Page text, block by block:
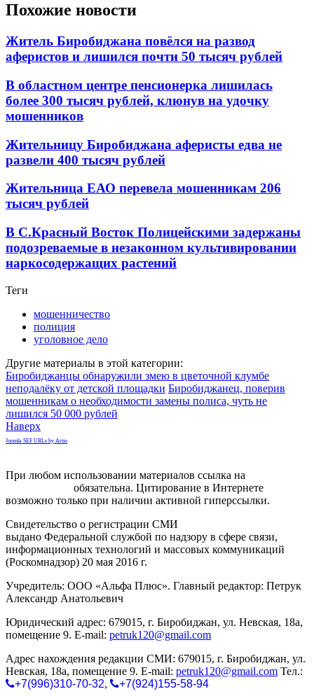
Похожие новости
Житель Биробиджана повёлся на развод
аферистов и лишился почти 50 тысяч рублей
В областном центре пенсионерка лишилась
более 300 тысяч рублей, клюнув на удочку
мошенников
Жительницу Биробиджана аферисты едва не
развели 400 тысяч рублей
Жительница ЕАО перевела мошенникам 206
тысяч рублей
В С.Красный Восток Полицейскими задержаны
подозреваемые в незаконном культивировании
наркосодержащих растений
Теги
мошенничество
полиция
уголовное дело
Другие материалы в этой категории:
Биробиджанцы обнаружили змею в цветочной клумбе
неподалёку от детской площадки Биробиджанец, поверив
мошенникам о необходимости замены полиса, чуть не
лишился 50 000 рублей
Наверх
Joomla SEF URLs by Artio
При любом использовании материалов ссылка на
обязательна. Цитирование в Интернете
возможно только при наличии активной гиперссылки.
Свидетельство о регистрации СМИ
выдано Федеральной службой по надзору в сфере связи,
информационных технологий и массовых коммуникаций
(Роскомнадзор) 20 мая 2016 г.
Учредитель: ООО «Альфа Плюс». Главный редактор: Петрук
Александр Анатольевич
Юридический адрес: 679015, г. Биробиджан, ул. Невская, 18а,
помещение 9. E-mail: petruk120@gmail.com
Адрес нахождения редакции СМИ: 679015, г. Биробиджан, ул.
Невская, 18а, помещение 9. E-mail: petruk120@gmail.com Тел.:
+7(996)310-70-32, +7(924)155-58-94